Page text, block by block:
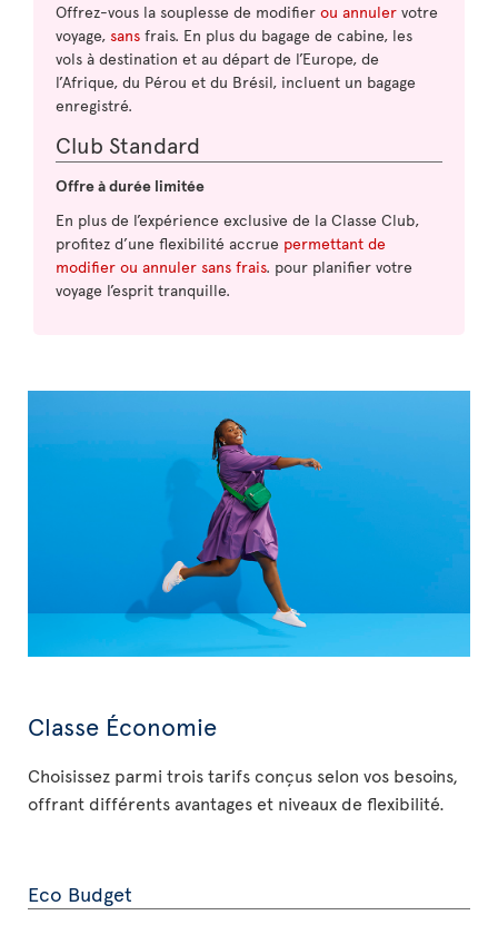
Offrez-vous la souplesse de modifier ou annuler votre
voyage, sans frais. En plus du bagage de cabine, les
vols à destination et au départ de l’Europe, de
l’Afrique, du Pérou et du Brésil, incluent un bagage
enregistré.
Club Standard
Offre à durée limitée
En plus de l’expérience exclusive de la Classe Club,
profitez d’une flexibilité accrue permettant de
modifier ou annuler sans frais. pour planifier votre
voyage l’esprit tranquille.
Classe Économie
Choisissez parmi trois tarifs conçus selon vos besoins,
offrant différents avantages et niveaux de flexibilité.
Eco Budget